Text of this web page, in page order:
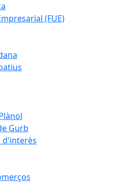
(FUE)
Gurb
d'interès